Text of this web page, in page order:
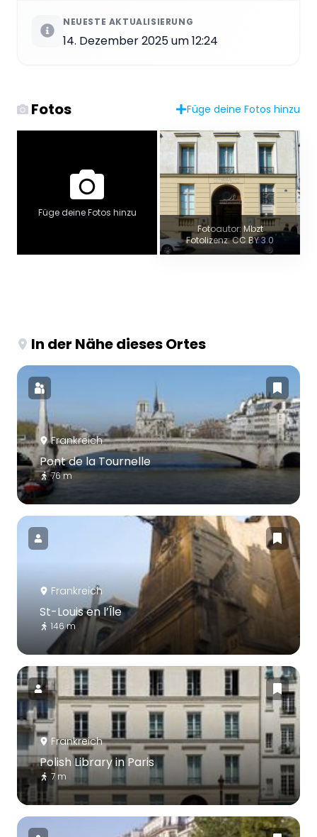
NEUESTE AKTUALISIERUNG
14. Dezember 2025 um 12:24
Fotos Füge deine Fotos hinzu
Füge deine Fotos hinzu
Fotoautor: Mbzt
Fotolizenz: CC BY 3.0
In der Nähe dieses Ortes
Frankreich
Pont de la Tournelle
76 m
Frankreich
St-Louis en l’Île
146 m
Frankreich
Polish Library in Paris
7 m